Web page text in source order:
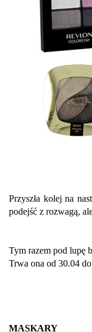
Przyszła kolej na
podejść z rozwagą,
Tym razem pod lupę
Trwa ona od 30.04
MASKARY